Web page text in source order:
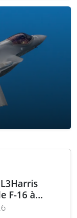
F-16 à